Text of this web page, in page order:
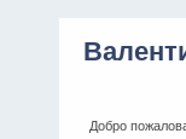
Добро